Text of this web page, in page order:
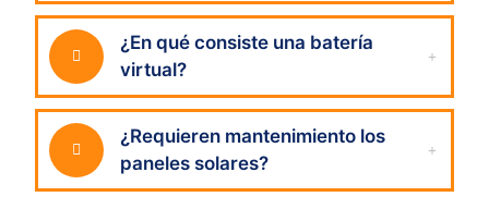
¿En qué consiste una batería
virtual?
¿Requieren mantenimiento los
paneles solares?